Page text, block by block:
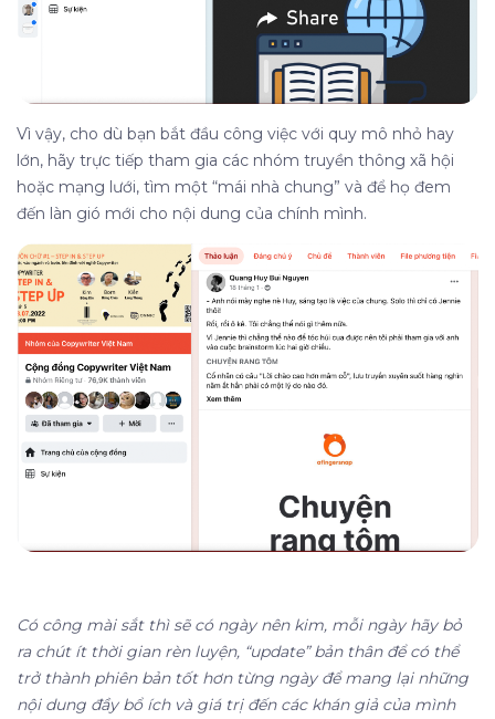
Vì vậy, cho dù bạn bắt đầu công việc với quy mô nhỏ hay
lớn, hãy trực tiếp tham gia các nhóm truyền thông xã hội
hoặc mạng lưới, tìm một “mái nhà chung” và để họ đem
đến làn gió mới cho nội dung của chính mình.
Có công mài sắt thì sẽ có ngày nên kim, mỗi ngày hãy bỏ
ra chút ít thời gian rèn luyện, “update” bản thân để có thể
trở thành phiên bản tốt hơn từng ngày để mang lại những
nội dung đầy bổ ích và giá trị đến các khán giả của mình